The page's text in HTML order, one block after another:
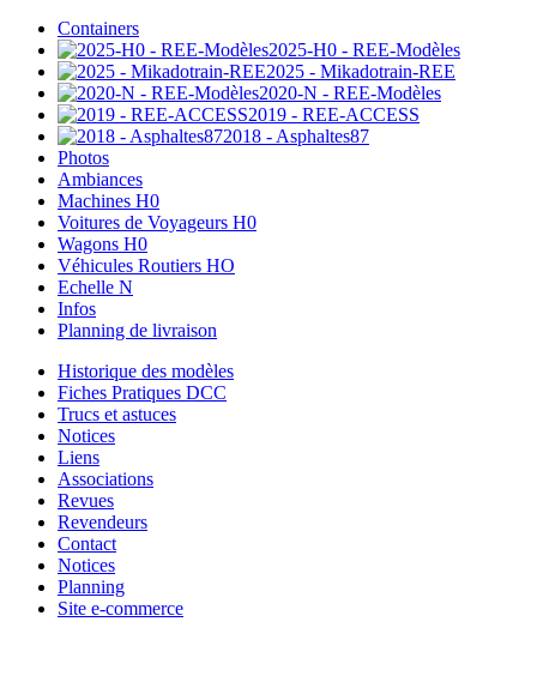
Containers
2025-H0 - REE-Modèles
2025 - Mikadotrain-REE
2020-N - REE-Modèles
2019 - REE-ACCESS
2018 - Asphaltes87
Photos
Ambiances
Machines H0
Voitures de Voyageurs H0
Wagons H0
Véhicules Routiers HO
Echelle N
Infos
Planning de livraison
Historique des modèles
Fiches Pratiques DCC
Trucs et astuces
Notices
Liens
Associations
Revues
Revendeurs
Contact
Notices
Planning
Site e-commerce